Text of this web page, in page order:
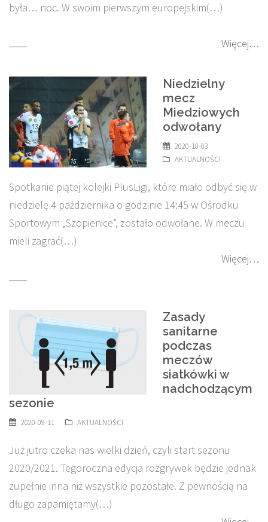
była… noc. W swoim pierwszym europejskim(…)
Więcej…
Niedzielny
mecz
Miedziowych
odwołany
2020-10-03
AKTUALNOŚCI
Spotkanie piątej kolejki PlusLigi, które miało odbyć się w
niedzielę 4 października o godzinie 14:45 w Ośrodku
Sportowym „Szopienice”, zostało odwołane. W meczu
mieli zagrać(…)
Więcej…
Zasady
sanitarne
podczas
meczów
siatkówki w
nadchodzącym
sezonie
2020-09-11 AKTUALNOŚCI
Już jutro czeka nas wielki dzień, czyli start sezonu
2020/2021. Tegoroczna edycja rozgrywek będzie jednak
zupełnie inna niż wszystkie pozostałe. Z pewnością na
długo zapamiętamy(…)